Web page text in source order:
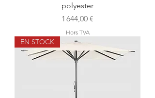
polyester
Prix
1 644,00 €
Hors TVA
EN STOCK